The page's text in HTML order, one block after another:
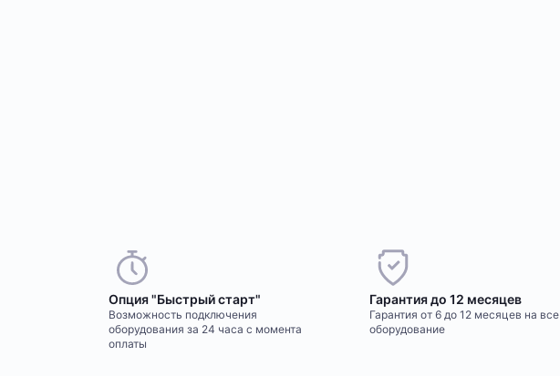
Опция "Быстрый старт"
Возможность подключения
оборудования за 24 часа с момента
оплаты
Гарантия до 12 месяцев
Гарантия от 6 до 12 месяцев на все
оборудование